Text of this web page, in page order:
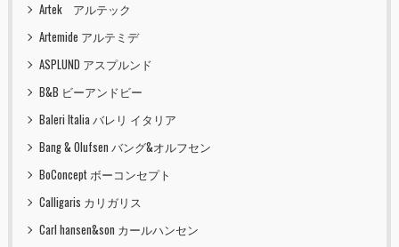
Artek アルテック
Artemide アルテミデ
ASPLUND アスプルンド
B&B ビーアンドビー
Baleri Italia バレリ イタリア
Bang & Olufsen バング&オルフセン
BoConcept ボーコンセプト
Calligaris カリガリス
Carl hansen&son カールハンセン